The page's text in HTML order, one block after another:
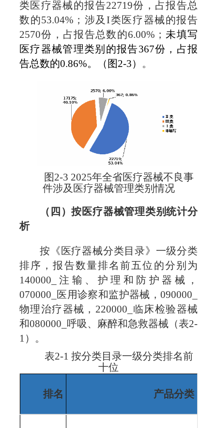
类医疗器械的报告22719份，占报告总
数的53.04% ；涉及I类医疗器械的报告
2570份，占报告总数的6.00% ； 未填写
医疗器械管理类别 的报告367份，占报
告总数的0.86%。（图2-3） 。
图2-3 2025年全省医疗器械不良事
件涉及医疗器械管理类别情况
（四）按医疗器械管理类别统计分
析
按《医疗器械分类目录》一级分类
排序，报告数量排名前五位的分别为
140000_
注输、护理和防护器械，
070000_
医用诊察和监护器械， 090000_
物理治疗器械， 220000_ 临床检验器械
和080000_ 呼吸、麻醉和急救器械（表2-
1）。
表2-1 按分类目录一级分类排名前
十位
排名 产品分类